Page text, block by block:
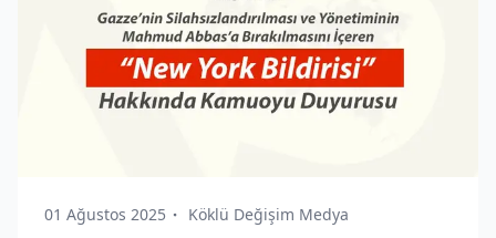
01 Ağustos 2025 Köklü Değişim Medya